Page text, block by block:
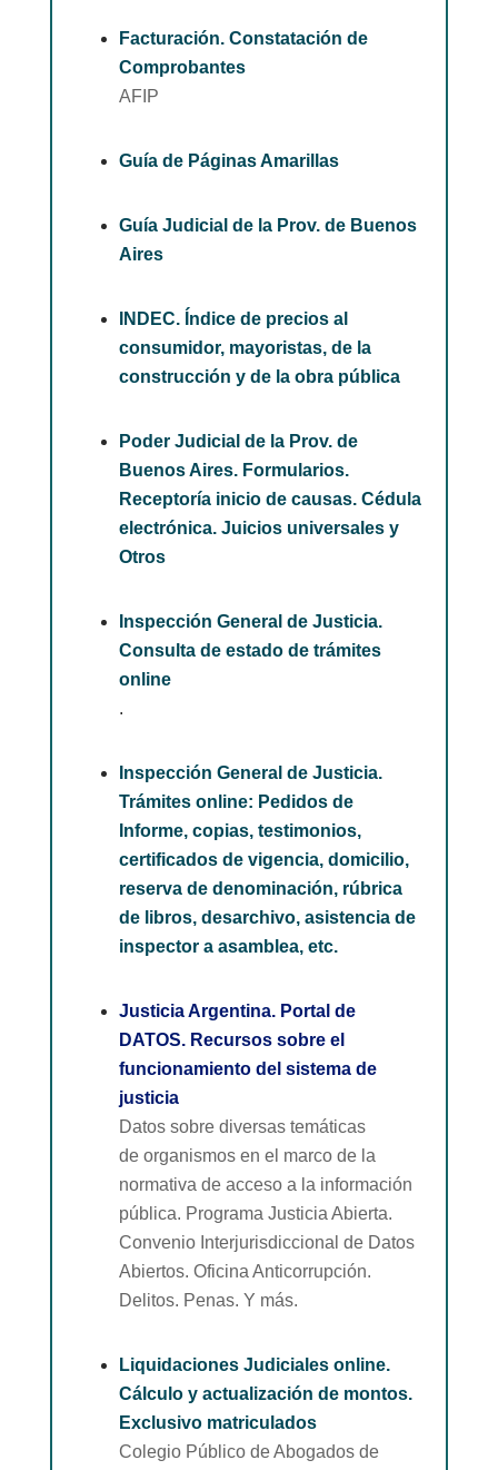
Facturación. Constatación de
Comprobantes
AFIP
Guía de Páginas Amarillas
Guía Judicial de la Prov. de Buenos
Aires
INDEC. Índice de precios al
consumidor, mayoristas, de la
construcción y de la obra pública
Poder Judicial de la Prov. de
Buenos Aires. Formularios.
Receptoría inicio de causas. Cédula
electrónica. Juicios universales y
Otros
Inspección General de Justicia.
Consulta de estado de trámites
online
.
Inspección General de Justicia.
Trámites online: Pedidos de
Informe, copias, testimonios,
certificados de vigencia, domicilio,
reserva de denominación, rúbrica
de libros, desarchivo, asistencia de
inspector a asamblea, etc.
Justicia Argentina. Portal de
DATOS. Recursos sobre el
funcionamiento del sistema de
justicia
Datos sobre diversas temáticas
de organismos en el marco de la
normativa de acceso a la información
pública. Programa Justicia Abierta.
Convenio Interjurisdiccional de Datos
Abiertos. Oficina Anticorrupción.
Delitos. Penas. Y más.
Liquidaciones Judiciales online.
Cálculo y actualización de montos.
Exclusivo matriculados
Colegio Público de Abogados de